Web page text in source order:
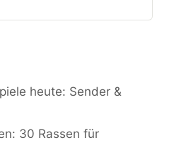
heute: Sender &
30 Rassen für